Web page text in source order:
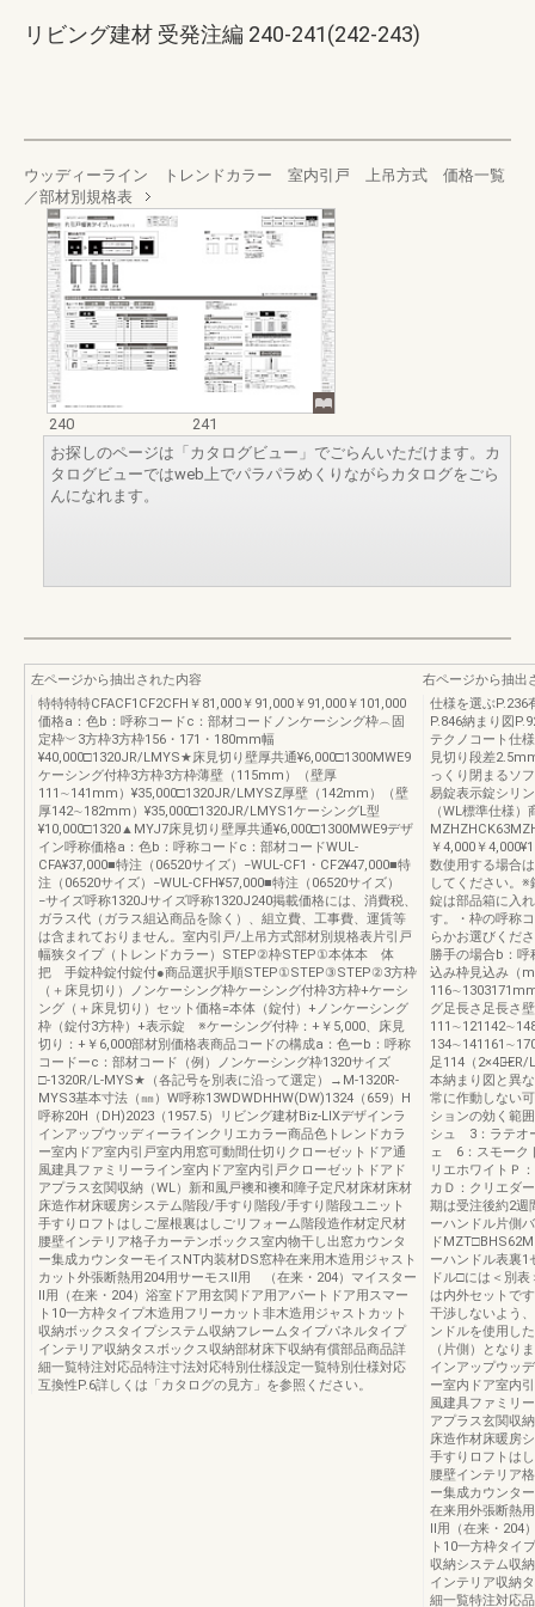
リビング建材 受発注編 240-241(242-243)
ウッディーライン トレンドカラー 室内引戸 上吊方式 価格一覧
／部材別規格表
240
241
お探しのページは「カタログビュー」でごらんいただけます。カ
タログビューではweb上でパラパラめくりながらカタログをごら
んになれます。
左ページから抽出された内容
特特特特CFACF1CF2CFH￥81,000￥91,000￥91,000￥101,000
価格a：色b：呼称コードc：部材コードノンケーシング枠︵固
定枠︶3方枠3方枠156・171・180mm幅
¥40,000□1320JR/LMYS★床見切り壁厚共通¥6,000□1300MWE9
ケーシング付枠3方枠3方枠薄壁（115mm）（壁厚
111∼141mm）¥35,000□1320JR/LMYSZ厚壁（142mm）（壁
厚142∼182mm）¥35,000□1320JR/LMYS1ケーシングL型
¥10,000□1320▲MYJ7床見切り壁厚共通¥6,000□1300MWE9デザ
イン呼称価格a：色b：呼称コードc：部材コードWUL-
CFA¥37,000■特注（06520サイズ）−WUL-CF1・CF2¥47,000■特
注（06520サイズ）−WUL-CFH¥57,000■特注（06520サイズ）
−サイズ呼称1320Jサイズ呼称1320J240掲載価格には、消費税、
ガラス代（ガラス組込商品を除く）、組立費、工事費、運賃等
は含まれておりません。室内引戸/上吊方式部材別規格表片引戸
幅狭タイプ（トレンドカラー）STEP②枠STEP①本体本 体
把 手錠枠錠付錠付●商品選択手順STEP①STEP③STEP②3方枠
（＋床見切り）ノンケーシング枠ケーシング付枠3方枠+ケーシ
ング（＋床見切り）セット価格=本体（錠付）+ノンケーシング
枠（錠付3方枠）+表示錠 ※ケーシング付枠：+￥5,000、床見
切り：+￥6,000部材別価格表商品コードの構成a：色ーb：呼称
コードーc：部材コード（例）ノンケーシング枠1320サイズ
□-1320R/L-MYS★（各記号を別表に沿って選定）→M-1320R-
MYS3基本寸法（㎜）W呼称13WDWDHHW(DW)1324（659）H
呼称20H（DH)2023（1957.5）リビング建材Biz-LIXデザインラ
インアップウッディーラインクリエカラー商品色トレンドカラ
ー室内ドア室内引戸室内用窓可動間仕切りクローゼットドア通
風建具ファミリーライン室内ドア室内引戸クローゼットドアド
アプラス玄関収納（WL）新和風戸襖和襖和障子定尺材床材床材
床造作材床暖房システム階段/手すり階段/手すり階段ユニット
手すりロフトはしご屋根裏はしごリフォーム階段造作材定尺材
腰壁インテリア格子カーテンボックス室内物干し出窓カウンタ
ー集成カウンターモイスNT内装材DS窓枠在来用木造用ジャスト
カット外張断熱用204用サーモスⅡ用 （在来・204）マイスター
Ⅱ用（在来・204）浴室ドア用玄関ドア用アパートドア用スマー
ト10一方枠タイプ木造用フリーカット非木造用ジャストカット
収納ボックスタイプシステム収納フレームタイプパネルタイプ
インテリア収納タスボックス収納部材床下収納有償部品商品詳
細一覧特注対応品特注寸法対応特別仕様設定一覧特別仕様対応
互換性P.6詳しくは「カタログの見方」を参照ください。
右ページから抽出
仕様を選ぶP.236
P.846納まり図
テクノコート仕
見切り段差
っくり閉まるソ
易錠表示錠シリ
（WL標準仕様）
￥4,000￥
数使用する場合
してください。
錠は部品箱に入
す。・枠の呼称
らかお選びくだ
勝手の場合b：
込み枠見込み（
グ足長さ足長さ
足114（2×4）̶
本納まり図と異
常に作動しない
ションの効く範
シュ 3：ラテオ
ェ 6：スモーク
リエホワイトＰ
カＤ：クリエダ
期は受注後約2週
ーハンドル片側
ド
ーハンドル表裏1
ドル□には＜別
は内外セットで
干渉しないよう
ンドルを使用し
（片側）となり
インアップウッ
ー室内ドア室内
風建具ファミリ
アプラス玄関収
床造作材床暖房
手すりロフトは
腰壁インテリア
ー集成カウンタ
在来用外張断熱
Ⅱ用（在来・204
ト10一方枠タイ
収納システム収
インテリア収納
細一覧特注対応